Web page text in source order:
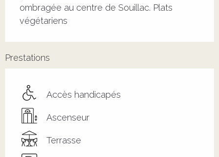
ombragée au centre de Souillac. Plats
végétariens
Prestations
Accès handicapés
Ascenseur
Terrasse